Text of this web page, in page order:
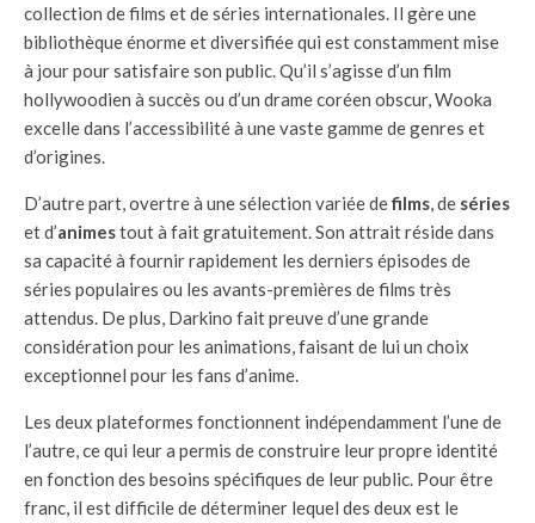
collection de films et de séries internationales. Il gère une
bibliothèque énorme et diversifiée qui est constamment mise
à jour pour satisfaire son public. Qu’il s’agisse d’un film
hollywoodien à succès ou d’un drame coréen obscur, Wooka
excelle dans l’accessibilité à une vaste gamme de genres et
d’origines.
D’autre part, overtre à une sélection variée defilms, de séries
et d’animestout à fait gratuitement. Son attrait réside dans
sa capacité à fournir rapidement les derniers épisodes de
séries populaires ou les avants-premières de films très
attendus. De plus, Darkino fait preuve d’une grande
considération pour les animations, faisant de lui un choix
exceptionnel pour les fans d’anime.
Les deux plateformes fonctionnent indépendamment l’une de
l’autre, ce qui leur a permis de construire leur propre identité
en fonction des besoins spécifiques de leur public. Pour être
franc, il est difficile de déterminer lequel des deux est le